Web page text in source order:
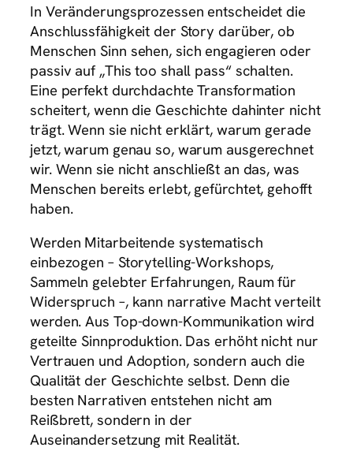
In Veränderungsprozessen entscheidet die
Anschlussfähigkeit der Story darüber, ob
Menschen Sinn sehen, sich engagieren oder
passiv auf „This too shall pass“ schalten.
Eine perfekt durchdachte Transformation
scheitert, wenn die Geschichte dahinter nicht
trägt. Wenn sie nicht erklärt, warum gerade
jetzt, warum genau so, warum ausgerechnet
wir. Wenn sie nicht anschließt an das, was
Menschen bereits erlebt, gefürchtet, gehofft
haben.
Werden Mitarbeitende systematisch
einbezogen – Storytelling-Workshops,
Sammeln gelebter Erfahrungen, Raum für
Widerspruch –, kann narrative Macht verteilt
werden. Aus Top-down-Kommunikation wird
geteilte Sinnproduktion. Das erhöht nicht nur
Vertrauen und Adoption, sondern auch die
Qualität der Geschichte selbst. Denn die
besten Narrativen entstehen nicht am
Reißbrett, sondern in der
Auseinandersetzung mit Realität.